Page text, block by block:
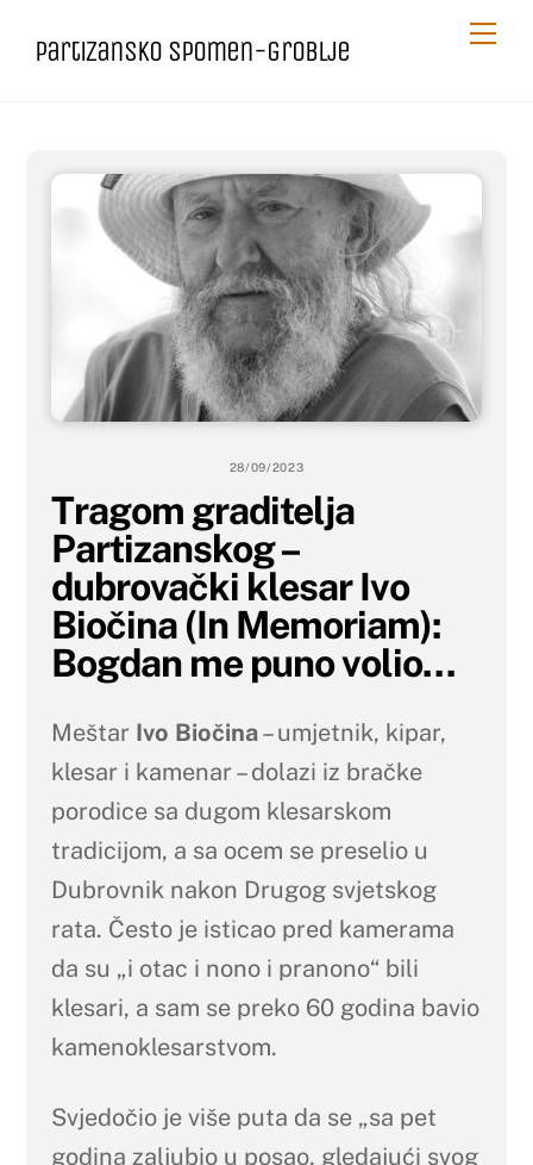
Partizansko spomen-groblje
28/09/2023
Tragom graditelja
Partizanskog –
dubrovački klesar Ivo
Biočina (In Memoriam):
Bogdan me puno volio…
Meštar Ivo Biočina– umjetnik, kipar,
klesar i kamenar – dolazi iz bračke
porodice sa dugom klesarskom
tradicijom, a sa ocem se preselio u
Dubrovnik nakon Drugog svjetskog
rata. Često je isticao pred kamerama
da su „i otac i nono i pranono“ bili
klesari, a sam se preko 60 godina bavio
kamenoklesarstvom.
Svjedočio je više puta da se „sa pet
godina zaljubio u posao, gledajući svog